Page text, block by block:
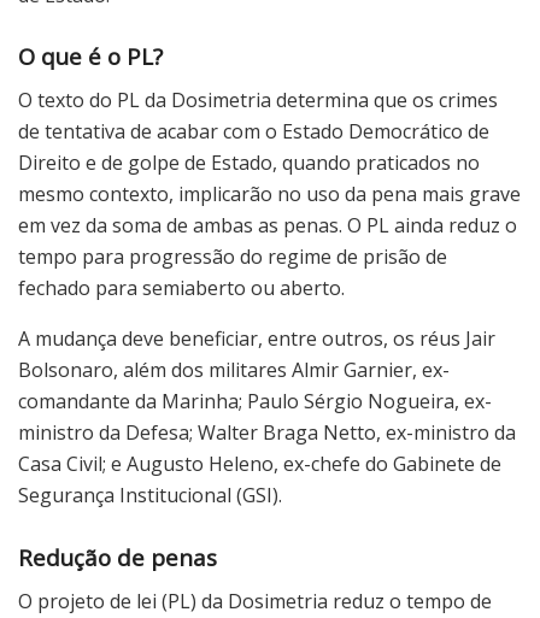
O que é o PL?
O texto do PL da Dosimetria determina que os crimes
de tentativa de acabar com o Estado Democrático de
Direito e de golpe de Estado, quando praticados no
mesmo contexto, implicarão no uso da pena mais grave
em vez da soma de ambas as penas. O PL ainda reduz o
tempo para progressão do regime de prisão de
fechado para semiaberto ou aberto.
A mudança deve beneficiar, entre outros, os réus Jair
Bolsonaro, além dos militares Almir Garnier, ex-
comandante da Marinha; Paulo Sérgio Nogueira, ex-
ministro da Defesa; Walter Braga Netto, ex-ministro da
Casa Civil; e Augusto Heleno, ex-chefe do Gabinete de
Segurança Institucional (GSI).
Redução de penas
O projeto de lei (PL) da Dosimetria reduz o tempo de